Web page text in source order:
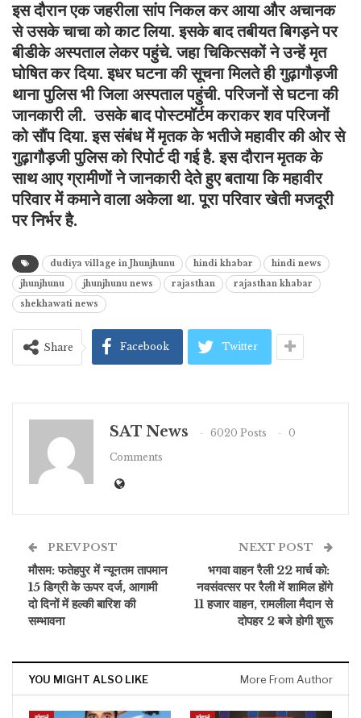
इस दौरान एक जहरीला सांप निकल कर आया और अचानक
से उसके चाचा को काट लिया. इसके बाद तबीयत बिगड़ने पर
बीडीके अस्पताल लेकर पहुंचे. जहा चिकित्सकों ने उन्हें मृत
घोषित कर दिया. इधर घटना की सूचना मिलते ही गुढ़ागौड़जी
थाना पुलिस भी जिला अस्पताल पहुंची. परिजनों से घटना की
जानकारी ली. उसके बाद पोस्टमॉर्टम कराकर शव परिजनों
को सौंप दिया. इस संबंध में मृतक के भतीजे महावीर की ओर से
गुढ़ागौड़जी पुलिस को रिपोर्ट दी गई है. इस दौरान मृतक के
साथ आए ग्रामीणों ने जानकारी देते हुए बताया कि महावीर
परिवार में कमाने वाला अकेला था. पूरा परिवार खेती मजदूरी
पर निर्भर है.
dudiya village in Jhunjhunu hindi khabar
hindi news
jhunjhunu
jhunjhunu news rajasthan
rajasthan khabar
shekhawati news
Share Facebook Twitter
SAT News 6020 Posts
0
Comments
PREV POST
मौसम: फतेहपुर में न्यूनतम तापमान
15 डिग्री के ऊपर दर्ज, आगामी
दो दिनों में हल्की बारिश की
सम्भावना
NEXT POST
भगवा वाहन रैली 22 मार्च को: ​​​​​​​
नवसंवत्सर पर रैली में शामिल होंगे
11 हजार वाहन, रामलीला मैदान से
दोपहर 2 बजे होगी शुरू
YOU MIGHT ALSO LIKE More From Author